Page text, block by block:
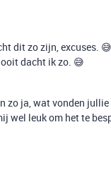
dit zo zijn, excuses. 😅
dacht ik zo. 😅
zo ja, wat vonden
wel leuk om het te